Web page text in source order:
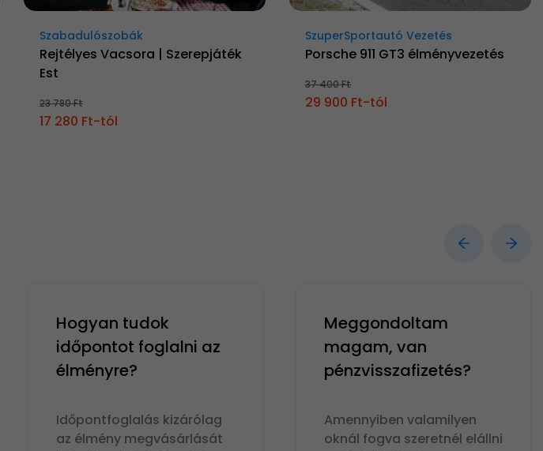
Szabadulószobák
Rejtélyes Vacsora | Szerepjáték
Est
23 780 Ft
17 280 Ft-tól
SzuperSportautó Vezetés
Porsche 911 GT3 élményvezetés
37 400 Ft
29 900 Ft-tól
Hogyan tudok
időpontot foglalni az
élményre?
Időpontfoglalás kizárólag
az élmény megvásárlását
Meggondoltam
magam, van
pénzvisszafizetés?
Amennyiben valamilyen
oknál fogva szeretnél elállni